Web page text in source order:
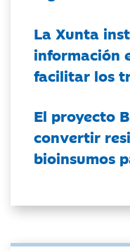
La Xunta
información
facilitar los
El proyecto
convertir
bioinsumos